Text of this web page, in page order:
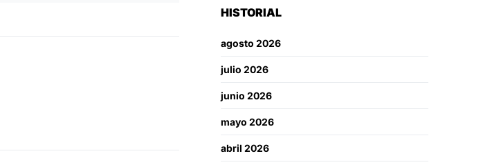
HISTORIAL
agosto 2026
julio 2026
junio 2026
mayo 2026
abril 2026